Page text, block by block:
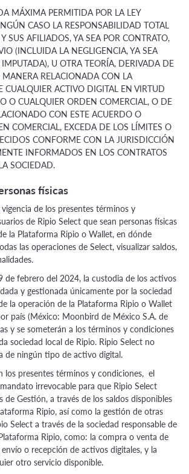
MÁXIMA PERMITIDA POR LA LEY
CASO LA RESPONSABILIDAD TOTAL
SUS AFILIADOS, YA SEA POR CONTRATO,
(INCLUIDA LA NEGLIGENCIA, YA SEA
IMPUTADA), U OTRA TEORÍA, DERIVADA DE
RELACIONADA CON LA
CUALQUIER ACTIVO DIGITAL EN VIRTUD
O CUALQUIER ORDEN COMERCIAL, O DE
CON ESTE ACUERDO O
COMERCIAL, EXCEDA DE LOS LÍMITES O
CONFORME CON LA JURISDICCIÓN
INFORMADOS EN LOS CONTRATOS
SOCIEDAD.
físicas
de los presentes términos y
de Ripio Select que sean personas físicas
la Plataforma Ripio o Wallet, en dónde
las operaciones de Select, visualizar saldos,
de febrero del 2024, la custodia de los activos
y gestionada únicamente por la sociedad
la operación de la Plataforma Ripio o Wallet
país (México: Moonbird de México S.A. de
y se someterán a los términos y condiciones
sociedad local de Ripio. Ripio Select no
de ningún tipo de activo digital.
los presentes términos y condiciones, el
irrevocable para que Ripio Select
de Gestión, a través de los saldos disponibles
Ripio, así como la gestión de otras
Select a través de la sociedad responsable de
Ripio, como: la compra o venta de
o recepción de activos digitales, y la
otro servicio disponible.